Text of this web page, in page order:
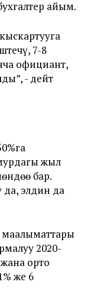
айым.
7-8
официант,
- дейт
жыл
бар.
да, элдин да
маалыматтары
2020-
орто
же 6